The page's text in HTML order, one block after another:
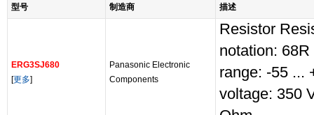
型号 制造商 描述
ERG3SJ680
[更多]
Panasonic Electronic
Components
Resistor
notation: 68R
range: -55 ...
voltage: 350